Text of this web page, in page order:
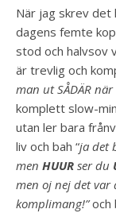
När jag skrev
dagens femte
stod och halvsov
är trevlig och
man ut SÅDÄR
komplett slow-
utan ler bara
liv och bah “ja det
men HUUR ser du
men oj nej det var
komplimang!”och